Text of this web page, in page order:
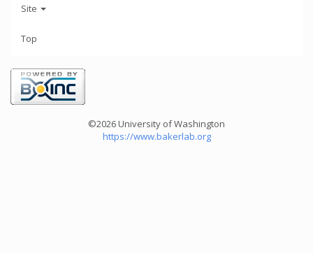
Site
Top
©2026 University of Washington
https://www.bakerlab.org